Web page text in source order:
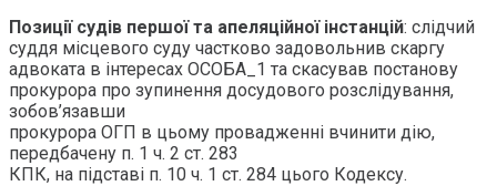
Позиції судів першої та апеляційної інстанцій: слідчий
суддя місцевого суду частково задовольнив скаргу
адвоката в інтересах ОСОБА_1 та скасував постанову
прокурора про зупинення досудового розслідування,
зобов’язавши
прокурора ОГП в цьому провадженні вчинити дію,
передбачену п. 1 ч. 2 ст. 283
КПК, на підставі п. 10 ч. 1 ст. 284 цього Кодексу.